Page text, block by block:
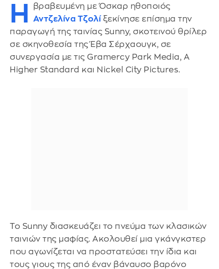
Η
βραβευμένη με Όσκαρ ηθοποιός
Αντζελίνα Τζολίξεκίνησε επίσημα την
παραγωγή της ταινίας Sunny, σκοτεινού θρίλερ
σε σκηνοθεσία της Έβα Σέρχαουγκ, σε
συνεργασία με τις Gramercy Park Media, A
Higher Standard και Nickel City Pictures.
Το Sunny διασκευάζει το πνεύμα των κλασικών
ταινιών της μαφίας. Ακολουθεί μια γκάνγκστερ
που αγωνίζεται να προστατεύσει την ίδια και
τους γιους της από έναν βάναυσο βαρόνο